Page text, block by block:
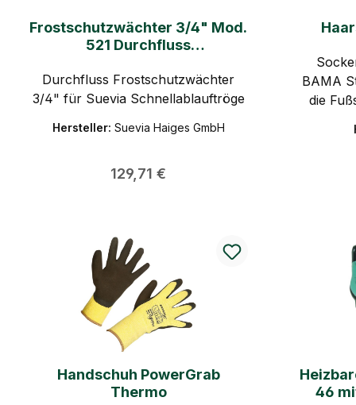
Frostschutzwächter 3/4" Mod.
521 Durchfluss
Durchfluss Frostschutzwächter
3/4" für Suevia Schnellablauftröge
Hersteller: Suevia Haiges GmbH
Regulärer Preis:
129,71 €
BAMA
die
Fuß,
Handschuh PowerGrab
Thermo
46